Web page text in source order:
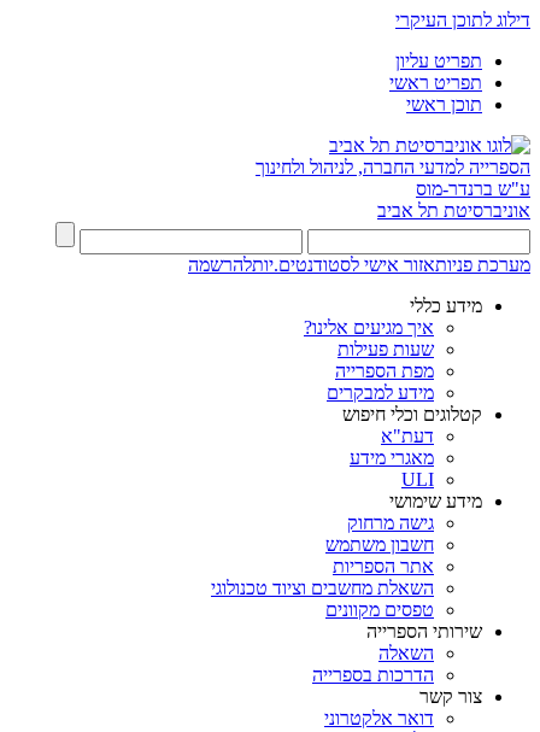
דילוג לתוכן העיקרי
תפריט עליון
תפריט ראשי
תוכן ראשי
הספרייה למדעי החברה, לניהול ולחינוך
ע"ש ברנדר-מוס
אוניברסיטת תל אביב
מערכת פניותאזור אישי לסטודנטים.יותלהרשמה
מידע כללי
איך מגיעים אלינו?
שעות פעילות
מפת הספרייה
מידע למבקרים
קטלוגים וכלי חיפוש
דעת"א
מאגרי מידע
ULI
מידע שימושי
גישה מרחוק
חשבון משתמש
אתר הספריות
השאלת מחשבים וציוד טכנולוגי
טפסים מקוונים
שירותי הספרייה
השאלה
הדרכות בספרייה
צור קשר
דואר אלקטרוני